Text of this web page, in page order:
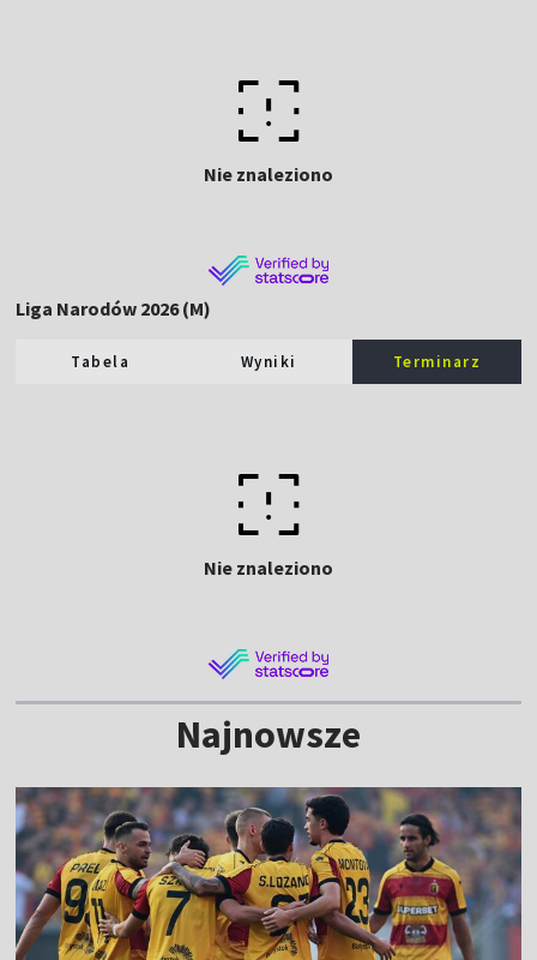
Nie znaleziono
Liga Narodów 2026 (M)
Tabela Wyniki Terminarz
Nie znaleziono
Najnowsze